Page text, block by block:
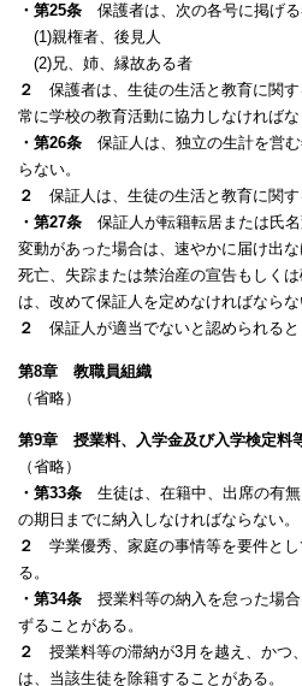
・第25条 保護者は、次の各号に掲げる
(1)親権者、後見人
(2)兄、姉、縁故ある者
２
保護者は、生徒の生活と教育に関す
常に学校の教育活動に協力しなければな
・第26条 保証人は、独立の生計を営
らない。
２
保証人は、生徒の生活と教育に関す
・第27条 保証人が転籍転居または氏
変動があった場合は、速やかに届け出な
死亡、失踪または禁治産の宣告もしく
は、改めて保証人を定めなければならな
２
保証人が適当でないと認められると
第8章 教職員組織
（省略）
第9章 授業料、入学金及び入学検定料
（省略）
・第33条 生徒は、在籍中、出席の有
の期日までに納入しなければならない。
２
学業優秀、家庭の事情等を要件と
る。
・第34条 授業料等の納入を怠った場
ずることがある。
２
授業料等の滞納が3月を越え、かつ
は、当該生徒を除籍することがある。